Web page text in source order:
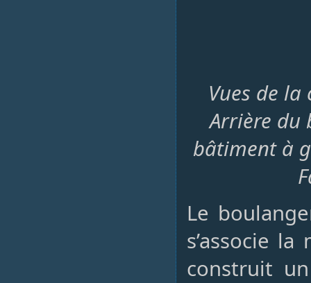
Vues de
Arrière du
bâtiment à
Le
s’associe
construit